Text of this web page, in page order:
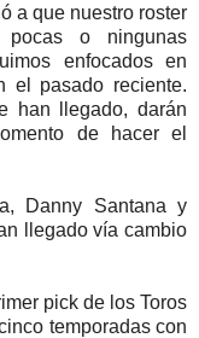
a que nuestro roster
o ningunas
enfocados en
el pasado reciente.
han llegado, darán
de hacer el
Danny Santana y
llegado vía cambio
pick de los Toros
temporadas con